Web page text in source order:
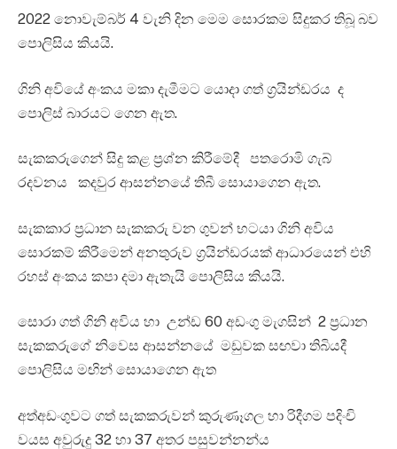
2022 නොවැම්බර් 4 වැනි දින මෙම සොරකම සිදුකර තිබූ බව
පොලිසිය කියයි.
ගිනි අවියේ අංකය මකා දැමීමට යොදා ගත් ග්‍රයින්ඩරය ද
පොලිස් බාරයට ගෙන ඇත.
සැකකරුගෙන් සිදු කළ ප්‍රශ්න කිරීමේදී පතරොමි ගැබ්
රදවනය කදවුර ආසන්නයේ තිබී සොයාගෙන ඇත.
සැකකාර ප්‍රධාන සැකකරු වන ගුවන් භටයා ගිනි අවිය
සොරකම් කිරීමෙන් අනතුරුව ග්‍රයින්ඩරයක් ආධාරයෙන් එහි
රහස් අංකය කපා දමා ඇතැයි පොලිසිය කියයි.
සොරා ගත් ගිනි අවිය හා උන්ඩ 60 අඩංගු මැගසින් 2 ප්‍රධාන
සැකකරුගේ නිවෙස ආසන්නයේ මඩුවක සඟවා තිබියදී
පොලිසිය මඟින් සොයාගෙන ඇත
අත්අඩංගුවට ගත් සැකකරුවන් කුරුණෑගල හා රිදීගම පදිංචි
වයස අවුරුදු 32 හා 37 අතර පසුවන්නන්ය